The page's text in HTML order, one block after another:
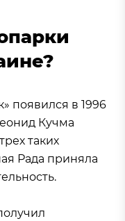
появился в 1996
Кучма
таких
Рада приняла